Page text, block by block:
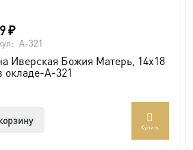
и киоте.
₽
A-321
Иверская Божия Матерь, 14х18
окладе-A-321
Купить